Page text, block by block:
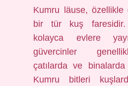
Kumru läuse, özellikle
bir tür kuş
kolayca evlere
güvercinler
çatılarda ve
Kumru bitleri